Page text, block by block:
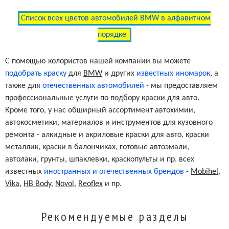
Список всех цветов автомобилей BMW в алфавитном
порядке
С помощью колористов нашей компании вы можете
подобрать краску для BMW и других известных иномарок, а
также дляотечественных автомобилей - мы предоставляем
профессиональные услуги по подбору краски для авто.
Кроме того, у нас обширный ассортимент автохимии,
автокосметики, материалов и инструментов для кузовного
ремонта - алкидные и акриловые краски для авто, краски
металлик, краски в балончиках, готовые автоэмали,
автолаки, грунты, шпаклевки, краскопульты и пр. всех
известных иностранных и отечественных брендов - Mobihel ,
Vika, HB Body, Novol , Reoflex и пр.
Рекомендуемые разделы